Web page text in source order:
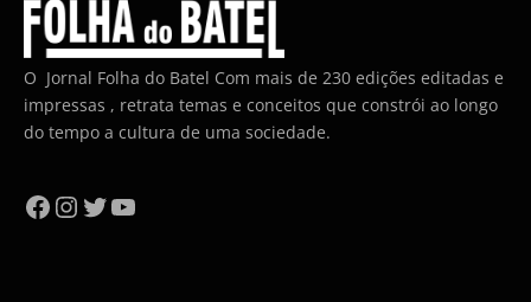
O Jornal Folha do Batel Com mais de 230 edições editadas e
impressas , retrata temas e conceitos que constrói ao longo
do tempo a cultura de uma sociedade.
Facebook
Instagram
Twitter
YouTube